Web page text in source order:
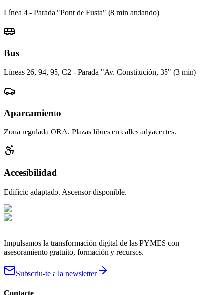
Línea 4 - Parada "Pont de Fusta" (8 min andando)
Bus
Líneas 26, 94, 95, C2 - Parada "Av. Constitución, 35" (3 min)
Aparcamiento
Zona regulada ORA. Plazas libres en calles adyacentes.
Accesibilidad
Edificio adaptado. Ascensor disponible.
Impulsamos la transformación digital de las PYMES con
asesoramiento gratuito, formación y recursos.
Subscriu-te a la newsletter
Contacte